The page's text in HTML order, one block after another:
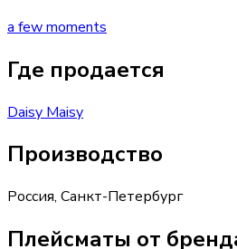
a few moments
Где продается
Daisy Maisy
Производство
Россия, Санкт-Петербург
Плейсматы от